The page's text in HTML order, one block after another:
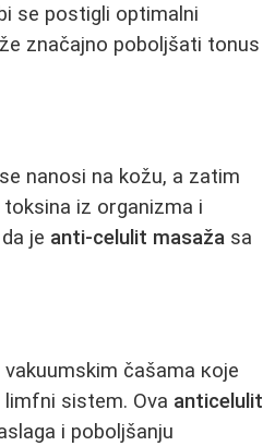
se postigli optimalni
značajno poboljšati tonus
nanosi na kožu, a zatim
iz organizma i
je anti-celulit masaža sa
čašama које
sistem. Ova anticelulit
i poboljšanju